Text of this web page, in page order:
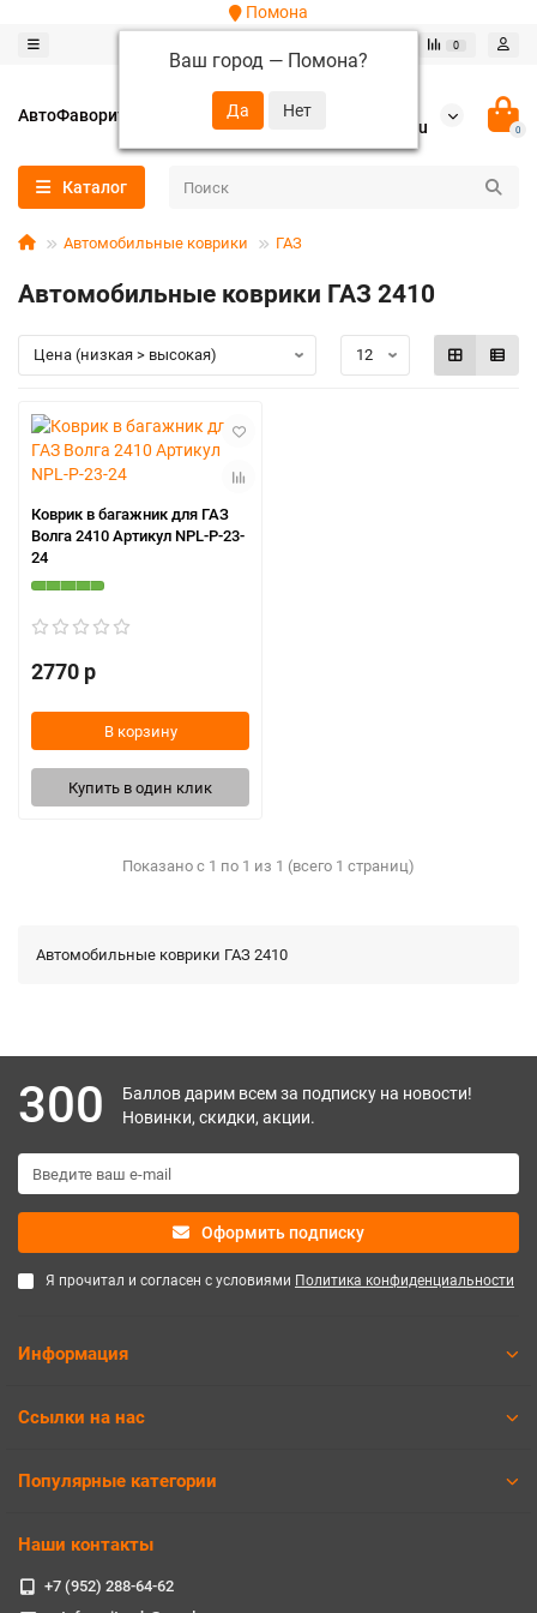
Помона
Ваш город — Помона?
0
АвтоФаворит
+7 (952) 288-64-62
autofavorit-spb@yandex.ru
0
Каталог
Автомобильные коврики ГАЗ
Автомобильные коврики ГАЗ 2410
Коврик в багажник для ГАЗ
Волга 2410 Артикул NPL-P-23-
24
2770 р
В корзину
Купить в один клик
Показано с 1 по 1 из 1 (всего 1 страниц)
Автомобильные коврики ГАЗ 2410
300
Баллов дарим всем за подписку на новости!
Новинки, скидки, акции.
Оформить подписку
Я прочитал и согласен с условиями Политика конфиденциальности
Информация
Ссылки на нас
Популярные категории
Наши контакты
+7 (952) 288-64-62